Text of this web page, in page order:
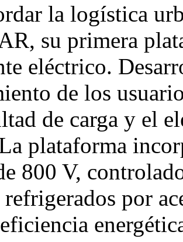
la logística
su primera
eléctrico.
de los
de carga y el
plataforma
800 V,
por